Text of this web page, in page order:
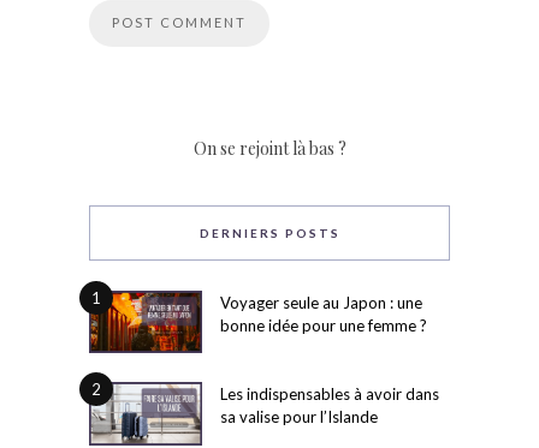
On se rejoint là bas ?
DERNIERS POSTS
1
Voyager seule au Japon : une
bonne idée pour une femme ?
2
Les indispensables à avoir dans
sa valise pour l’Islande